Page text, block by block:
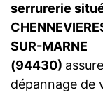
serrurerie
SUR-MARNE
(94430)
dépannage de